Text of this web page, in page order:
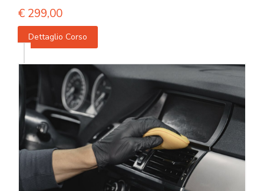
€ 299,00
Dettaglio Corso